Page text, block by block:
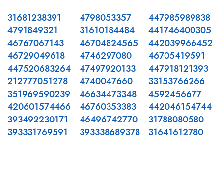
31681238391
4791849321
46767067143
46729049618
447520683264
212777051278
351969590239
420601574466
393492230171
393331769591
4798053357
31610184484
46704824565
4746297080
47497920133
4740047660
46634473348
46760353383
46496742770
393338689378
447985989838
441746400305
442039966452
46705419591
447918121393
33153766266
4592456677
442046154744
31788080580
31641612780